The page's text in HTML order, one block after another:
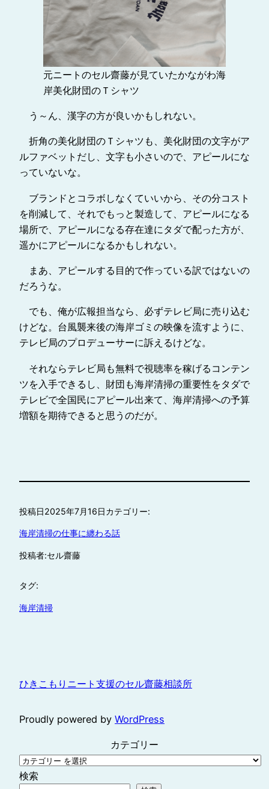
元ニートのセル齋藤が見ていたかながわ海
岸美化財団のＴシャツ
う～ん、漢字の方が良いかもしれない。
折角の美化財団のＴシャツも、美化財団の文字がア
ルファベットだし、文字も小さいので、アピールにな
っていないな。
ブランドとコラボしなくていいから、その分コスト
を削減して、それでもっと製造して、アピールになる
場所で、アピールになる存在達にタダで配った方が、
遥かにアピールになるかもしれない。
まあ、アピールする目的で作っている訳ではないの
だろうな。
でも、俺が広報担当なら、必ずテレビ局に売り込む
けどな。台風襲来後の海岸ゴミの映像を流すように、
テレビ局のプロデューサーに訴えるけどな。
それならテレビ局も無料で視聴率を稼げるコンテン
ツを入手できるし、財団も海岸清掃の重要性をタダで
テレビで全国民にアピール出来て、海岸清掃への予算
増額を期待できると思うのだが。
投稿日2025年7月16日カテゴリー:
海岸清掃の仕事に纏わる話
投稿者:セル齋藤
タグ:
海岸清掃
ひきこもりニート支援のセル齋藤相談所
Proudly powered by WordPress
カテゴリー
検索